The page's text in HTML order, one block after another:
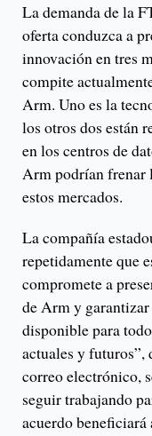
La demanda de la
oferta conduzca a
innovación en tres
compite
Arm. Uno es la
los otros dos están
en los centros de
Arm podrían frenar
estos mercados.
La compañía
repetidamente que
compromete a
de Arm y
disponible para
actuales y
correo electrónico,
seguir trabajando
acuerdo